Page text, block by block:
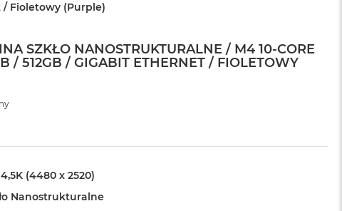
/ Fioletowy (Purple)
SZKŁO NANOSTRUKTURALNE / M4 10-CORE
/ 512GB / GIGABIT ETHERNET / FIOLETOWY
(4480 x 2520)
Nanostrukturalne